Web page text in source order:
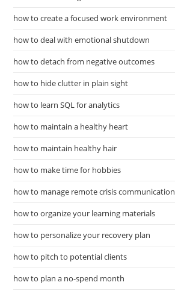
how to create a focused work environment
how to deal with emotional shutdown
how to detach from negative outcomes
how to hide clutter in plain sight
how to learn SQL for analytics
how to maintain a healthy heart
how to maintain healthy hair
how to make time for hobbies
how to manage remote crisis communication
how to organize your learning materials
how to personalize your recovery plan
how to pitch to potential clients
how to plan a no-spend month